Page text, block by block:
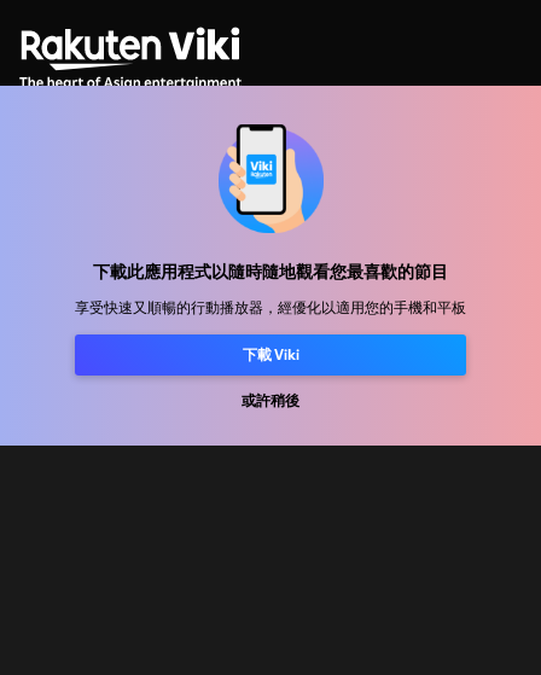
下載此應用程式以隨時隨地觀看您最喜歡的節目
享受快速又順暢的行動播放器，經優化以適用您的手機和平板
下載 Viki
或許稍後
發行合作
使用條款